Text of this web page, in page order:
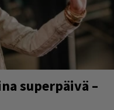
superpäivä –